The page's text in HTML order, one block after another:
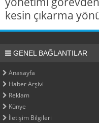
kesin çıkarma
GENEL BAĞLANTILAR
Anasayfa
Haber Arşivi
Reklam
Künye
İletişim Bilgileri